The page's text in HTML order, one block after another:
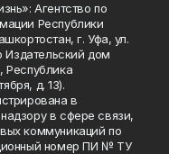
Агентство по
Республики
г. Уфа, ул.
Издательский дом
Республика
д. 13).
в
в сфере связи,
коммуникаций по
номер ПИ № ТУ